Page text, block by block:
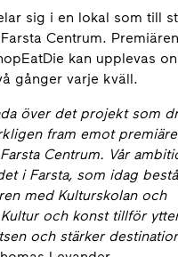
sig i en lokal som till
Centrum.
kan upplevas
gånger varje kväll.
över det projekt som
fram emot
Centrum. Vår
i Farsta, som idag
med Kulturskolan och
och konst tillför
och stärker